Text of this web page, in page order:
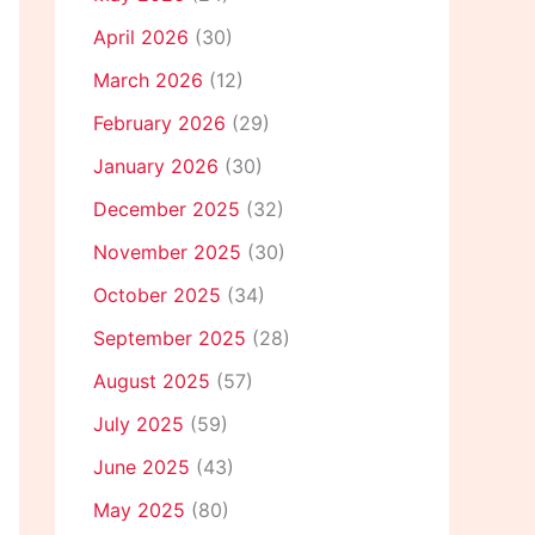
April 2026 (30)
March 2026 (12)
February 2026 (29)
January 2026 (30)
December 2025 (32)
November 2025 (30)
October 2025 (34)
September 2025 (28)
August 2025 (57)
July 2025 (59)
June 2025 (43)
May 2025 (80)